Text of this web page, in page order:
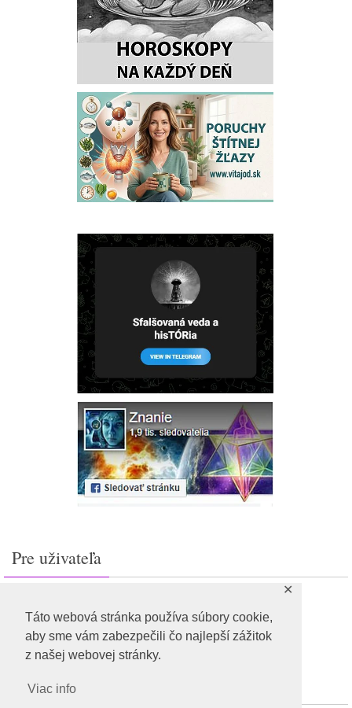
Táto webová stránka používa súbory cookie,
aby sme vám zabezpečili čo najlepší zážitok
z našej webovej stránky.
Viac info
✕
Pre uživateľa
Feed záznamov
RSS feed komentárov
WordPress.org